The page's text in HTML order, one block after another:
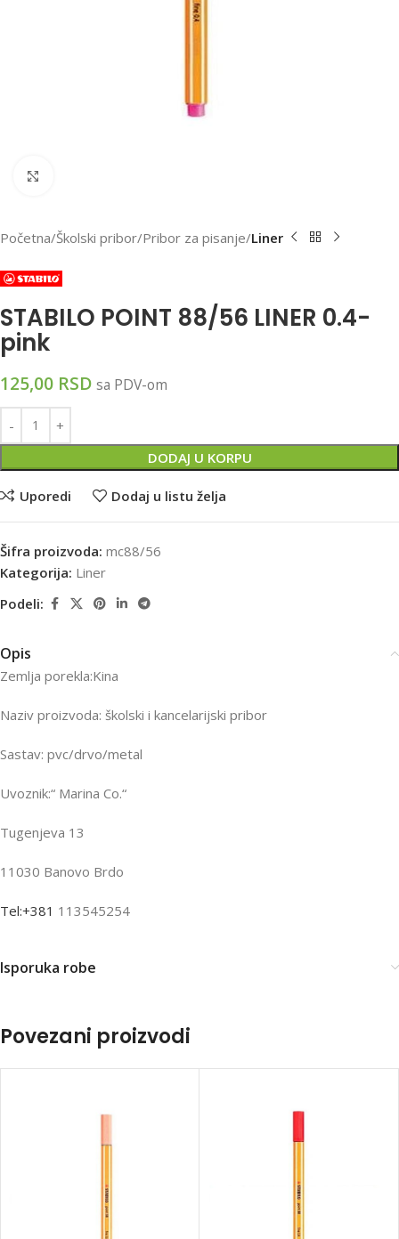
Početna Školski pribor Pribor za pisanje Liner
STABILO POINT 88/56 LINER 0.4-
pink
125,00 RSD sa PDV-om
DODAJ U KORPU
Uporedi Dodaj u listu želja
Šifra proizvoda: mc88/56
Kategorija: Liner
Podeli:
Opis
Zemlja porekla:Kina
Naziv proizvoda: školski i kancelarijski pribor
Sastav: pvc/drvo/metal
Uvoznik:“ Marina Co.“
Tugenjeva 13
11030 Banovo Brdo
Tel:+381 113545254
Isporuka robe
Povezani proizvodi